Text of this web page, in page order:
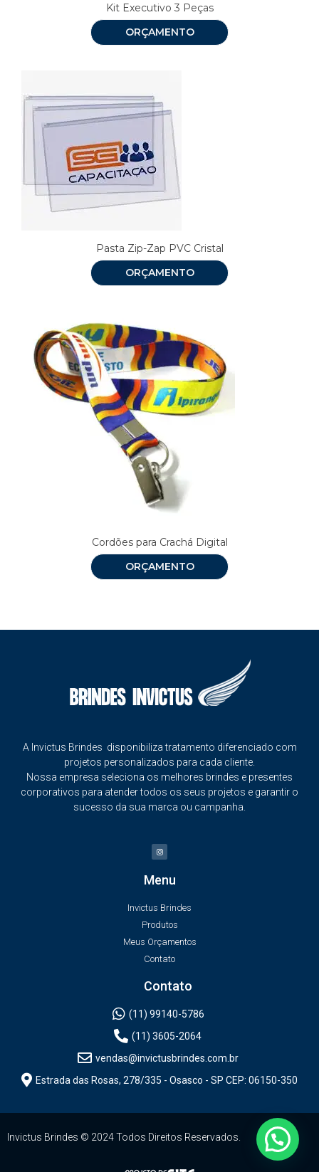
Kit Executivo 3 Peças
ORÇAMENTO
Pasta Zip-Zap PVC Cristal
ORÇAMENTO
Cordões para Crachá Digital
ORÇAMENTO
A Invictus Brindes disponibiliza tratamento diferenciado com
projetos personalizados para cada cliente.
Nossa empresa seleciona os melhores brindes e presentes
corporativos para atender todos os seus projetos e garantir o
sucesso da sua marca ou campanha.
Menu
Invictus Brindes
Produtos
Meus Orçamentos
Contato
Contato
(11) 99140-5786
(11) 3605-2064
vendas@invictusbrindes.com.br
Estrada das Rosas, 278/335 - Osasco - SP CEP: 06150-350
Invictus Brindes © 2024 Todos Direitos Reservados.